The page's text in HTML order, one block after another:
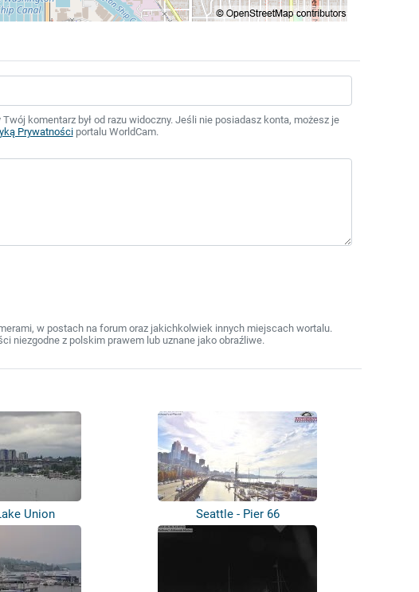
komentarz był od razu widoczny. Jeśli nie posiadasz konta, możesz je
Prywatnościportalu WorldCam.
w postach na forum oraz jakichkolwiek innych miejscach wortalu.
niezgodne z polskim prawem lub uznane jako obraźliwe.
Union Seattle - Pier 66